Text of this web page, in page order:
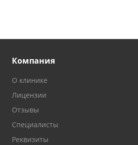
Компания
О клинике
Лицензии
Отзывы
Специалисты
Реквизиты